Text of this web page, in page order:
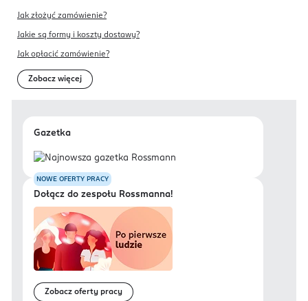
Jak złożyć zamówienie?
Jakie są formy i koszty dostawy?
Jak opłacić zamówienie?
Zobacz więcej
Gazetka
NOWE OFERTY PRACY
Dołącz do zespołu Rossmanna!
Zobacz oferty pracy